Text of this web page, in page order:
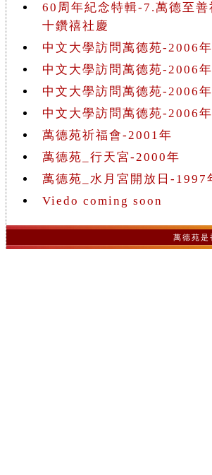
60周年紀念特輯-7.萬德至善
十鑽禧社慶
中文大學訪問萬德苑-2006
中文大學訪問萬德苑-2006
中文大學訪問萬德苑-2006
中文大學訪問萬德苑-2006
萬德苑祈福會-2001年
萬德苑_行天宮-2000年
萬德苑_水月宮開放日-1997
Viedo coming soon
萬德苑